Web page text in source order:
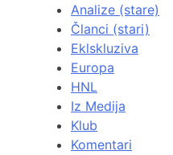
Analize (stare)
Članci (stari)
Eklskluziva
Europa
HNL
Iz Medija
Klub
Komentari